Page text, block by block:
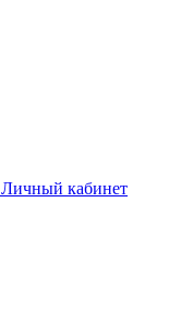
Личный кабинет